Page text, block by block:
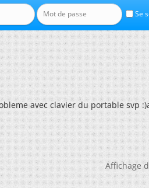
Se
avec clavier du portable svp
Affichage